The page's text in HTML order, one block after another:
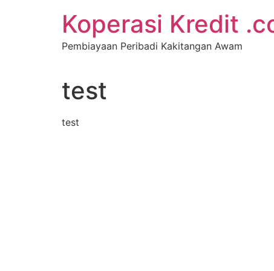
Koperasi Kredit
Pembiayaan Peribadi Kakitangan Awam
test
test